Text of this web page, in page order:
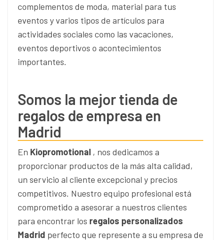
complementos de moda, material para tus
eventos y varios tipos de artículos para
actividades sociales como las vacaciones,
eventos deportivos o acontecimientos
importantes.
Somos la mejor tienda de
regalos de empresa en
Madrid
En Kiopromotional , nos dedicamos a
proporcionar productos de la más alta calidad,
un servicio al cliente excepcional y precios
competitivos. Nuestro equipo profesional está
comprometido a asesorar a nuestros clientes
para encontrar los regalos personalizados
Madrid perfecto que represente a su empresa de